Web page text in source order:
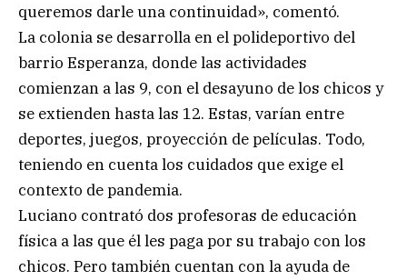
queremos darle una continuidad», comentó.
La colonia se desarrolla en el polideportivo del
barrio Esperanza, donde las actividades
comienzan a las 9, con el desayuno de los chicos y
se extienden hasta las 12. Estas, varían entre
deportes, juegos, proyección de películas. Todo,
teniendo en cuenta los cuidados que exige el
contexto de pandemia.
Luciano contrató dos profesoras de educación
física a las que él les paga por su trabajo con los
chicos. Pero también cuentan con la ayuda de